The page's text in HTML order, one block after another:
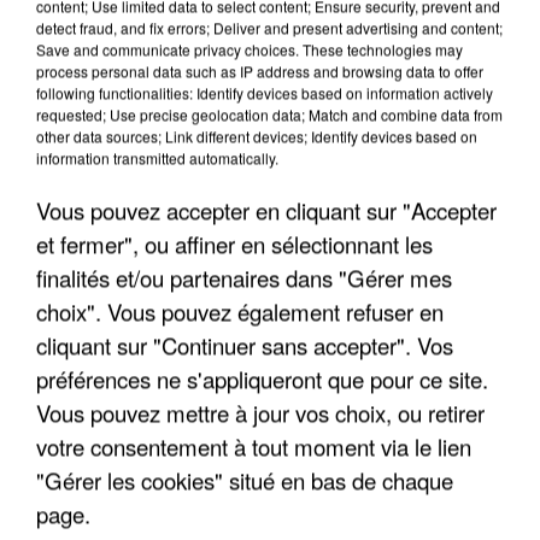
INTERPELLÉ EN ALGÉRIE
content; Use limited data to select content; Ensure security, prevent and
detect fraud, and fix errors; Deliver and present advertising and content;
Save and communicate privacy choices. These technologies may
process personal data such as IP address and browsing data to offer
following functionalities: Identify devices based on information actively
requested; Use precise geolocation data; Match and combine data from
other data sources; Link different devices; Identify devices based on
information transmitted automatically.
Vous pouvez accepter en cliquant sur "Accepter
et fermer", ou affiner en sélectionnant les
finalités et/ou partenaires dans "Gérer mes
choix". Vous pouvez également refuser en
cliquant sur "Continuer sans accepter". Vos
préférences ne s'appliqueront que pour ce site.
Vous pouvez mettre à jour vos choix, ou retirer
votre consentement à tout moment via le lien
"Gérer les cookies" situé en bas de chaque
page.